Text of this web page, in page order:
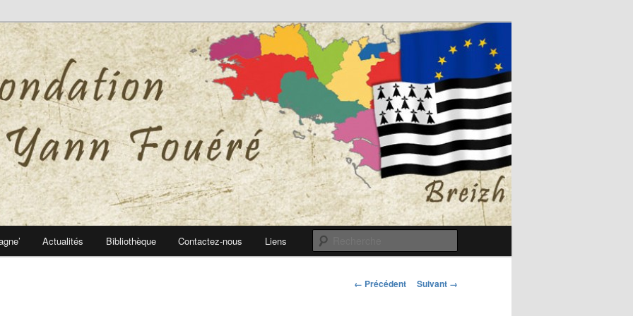
Fouéré
Fouéré
Actualités Bibliothèque Contactez-nous Liens
Navigation
← Précédent Suivant →